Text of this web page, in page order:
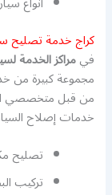
كراج خدمة تصليح
فيمراكز الخدمة
مجموعة كبيرة من
من قبل متخصصي
خدمات إصلاح
تصليح
تركيب